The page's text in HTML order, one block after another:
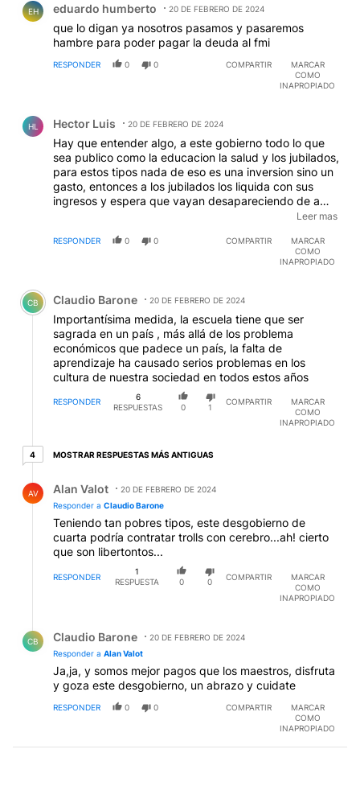
EH eduardo humberto 20 DE FEBRERO DE 2024
que lo digan ya nosotros pasamos y pasaremos
hambre para poder pagar la deuda al fmi
RESPONDER 0 0 COMPARTIR
MARCAR
COMO
INAPROPIADO
HL Hector Luis 20 DE FEBRERO DE 2024
Hay que entender algo, a este gobierno todo lo que
sea publico como la educacion la salud y los jubilados,
para estos tipos nada de eso es una inversion sino un
gasto, entonces a los jubilados los liquida con sus
ingresos y espera que vayan desapareciendo de a
poco, a los docentes les chanta en la cara lo del
mientras les licua los sueldos y con los medicos lo
mismo....lo que nunca es "esencial" para ellos es la
Leer mas
RESPONDER 0 0 COMPARTIR
MARCAR
COMO
INAPROPIADO
Comentario de Claudio Barone.
CB Claudio Barone 20 DE FEBRERO DE 2024
Importantísima medida, la escuela tiene que ser
sagrada en un país , más allá de los problema
económicos que padece un país, la falta de
aprendizaje ha causado serios problemas en los
cultura de nuestra sociedad en todos estos años
RESPONDER
6
RESPUESTAS
0 1
COMPARTIR
MARCAR
COMO
INAPROPIADO
44 respuestas más antiguas
MOSTRAR RESPUESTAS MÁS ANTIGUAS
AV Alan Valot
20 DE FEBRERO DE 2024
Responder a Claudio Barone
Teniendo tan pobres tipos, este desgobierno de
cuarta podría contratar trolls con cerebro...ah! cierto
que son libertontos...
RESPONDER
1
RESPUESTA
0 0
COMPARTIR
MARCAR
COMO
INAPROPIADO
CB Claudio Barone
20 DE FEBRERO DE 2024
Responder a Alan Valot
Ja,ja, y somos mejor pagos que los maestros, disfruta
y goza este desgobierno, un abrazo y cuidate
RESPONDER 0 0 COMPARTIR
MARCAR
COMO
INAPROPIADO